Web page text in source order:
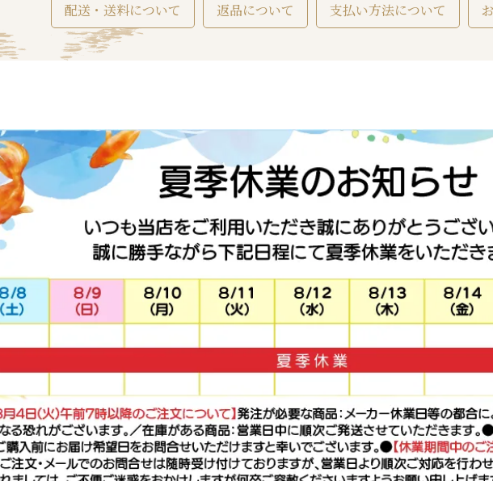
配送・送料について 返品について 支払い方法について